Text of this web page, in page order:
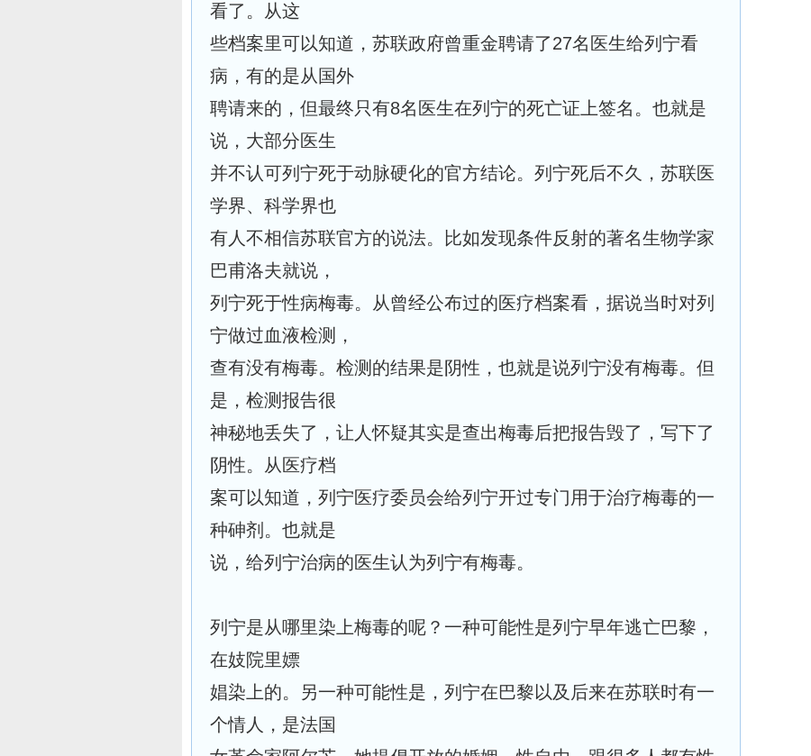
看了。从这
些档案里可以知道，苏联政府曾重金聘请了27名医生给列宁看
病，有的是从国外
聘请来的，但最终只有8名医生在列宁的死亡证上签名。也就是
说，大部分医生
并不认可列宁死于动脉硬化的官方结论。列宁死后不久，苏联医
学界、科学界也
有人不相信苏联官方的说法。比如发现条件反射的著名生物学家
巴甫洛夫就说，
列宁死于性病梅毒。从曾经公布过的医疗档案看，据说当时对列
宁做过血液检测，
查有没有梅毒。检测的结果是阴性，也就是说列宁没有梅毒。但
是，检测报告很
神秘地丢失了，让人怀疑其实是查出梅毒后把报告毁了，写下了
阴性。从医疗档
案可以知道，列宁医疗委员会给列宁开过专门用于治疗梅毒的一
种砷剂。也就是
说，给列宁治病的医生认为列宁有梅毒。
列宁是从哪里染上梅毒的呢？一种可能性是列宁早年逃亡巴黎，
在妓院里嫖
娼染上的。另一种可能性是，列宁在巴黎以及后来在苏联时有一
个情人，是法国